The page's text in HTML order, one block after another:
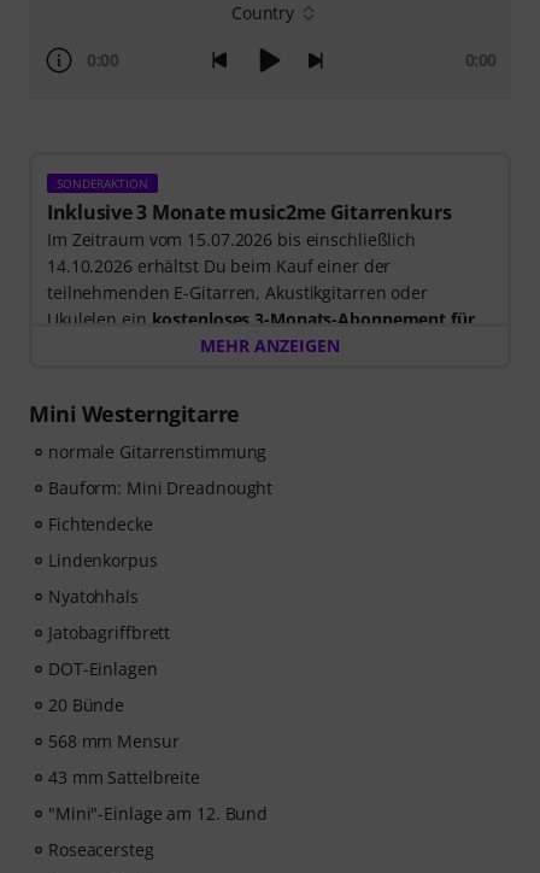
Country
0:00 0:00
SONDERAKTION
Inklusive 3 Monate music2me Gitarrenkurs
Im Zeitraum vom 15.07.2026 bis einschließlich
14.10.2026 erhältst Du beim Kauf einer der
teilnehmenden E-Gitarren, Akustikgitarren oder
Ukulelen ein kostenloses 3-Monats-Abonnement für
einen Onlinekurs von music2me im Wert von EUR
zugesendet. Das music2me Abo endet nach Ablauf
automatisch.
Music2Me, dein Online-Lernportal für Musik mit einem
pädagogischen Konzept von studierten Musiklehrern.
Ausgezeichnet mit dem deutschen Bildungs-Award
2025/2026 in der Kategorie “E-Learning
Instrumentalunterricht”! Mit über 400 Gitarren
Videolektionen für Anfänger und Fortgeschrittene – von
Pop, Rock und Blues bis Metal und mehr. Mit
persönlichem Support per Chat, Noten zum
Übungsfunktion, Zeitlupe und weitere Features.
MEHR ANZEIGEN
Mini Westerngitarre
normale Gitarrenstimmung
Bauform: Mini Dreadnought
Fichtendecke
Lindenkorpus
Nyatohhals
Jatobagriffbrett
DOT-Einlagen
20 Bünde
568 mm Mensur
43 mm Sattelbreite
"Mini"-Einlage am 12. Bund
Roseacersteg